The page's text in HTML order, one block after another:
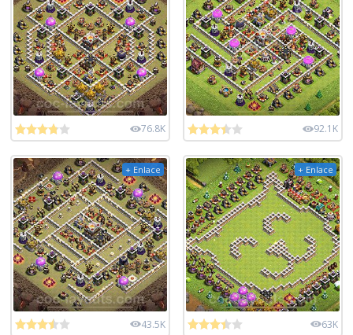
76.8K 92.1K
+ Enlace
43.5K
+ Enlace
63K